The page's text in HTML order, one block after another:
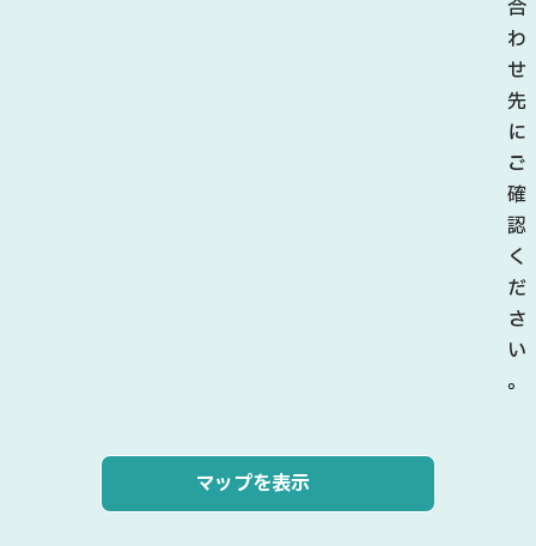
合
わ
せ
先
に
ご
確
認
く
だ
さ
い
。
マップを表示